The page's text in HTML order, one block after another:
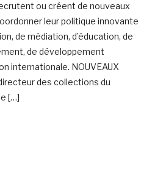
ou créent de nouveaux
leur politique innovante
de médiation, d’éducation, de
de développement
internationale. NOUVEAUX
des collections du
[…]